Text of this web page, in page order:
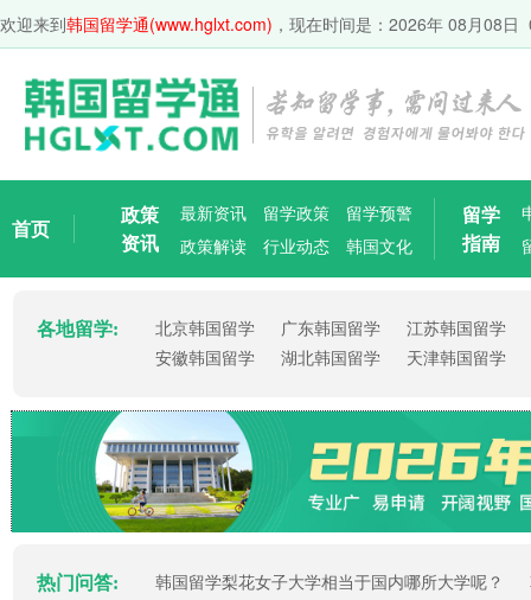
欢迎来到韩国留学通(www.hglxt.com) ，现在时间是： 2026年 08月08日
首页
政策
资讯
最新资讯 留学政策
留学预警
政策解读
行业动态 韩国文化
留学
指南
各地留学: 北京韩国留学 广东韩国留学
江苏韩国留学
安徽韩国留学
湖北韩国留学 天津韩国留学
热门问答: 韩国留学梨花女子大学相当于国内哪所大学呢？